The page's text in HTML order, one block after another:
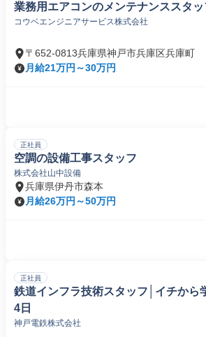
業務用エアコンのメンテナンススタッ
コウベエンジニアサービス株式会社
〒652-0813兵庫県神戸市兵庫区兵庫町
月給21万円～30万円
正社員
空調の設備工事スタッフ
株式会社山中設備
兵庫県伊丹市森本
月給26万円～50万円
正社員
鉄道インフラ技術スタッフ│イチから
4日
神戸電鉄株式会社